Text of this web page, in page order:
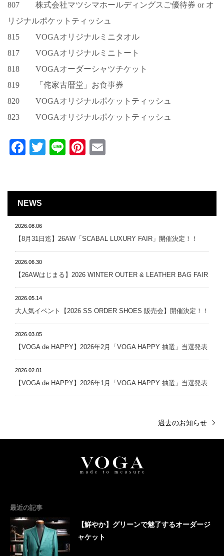
807 株式会社マツシマホールディングスご優待券 or オ
リジナルポケットティッシュ
815 VOGAオリジナルミニタオル
817 VOGAオリジナルミニトート
818 VOGAオーダーシャツチケット
819 「侘家古暦堂」お食事券
820 VOGAオリジナルポケットティッシュ
823 VOGAオリジナルポケットティッシュ
Facebook
Twitter
LinePinterest
NEWS
2026.08.06
【8月31日迄】26AW「SCABAL LUXURY FAIR」開催決定！！
2026.06.30
【26AWはじまる】2026 WINTER OUTER & LEATHER BAG FAIR
2026.05.14
大人気イベント【2026 SS ORDER SHOES 販売会】開催決定！！
2026.03.05
【VOGA de HAPPY】2026年2月「VOGA HAPPY 抽選」当選発表
2026.02.01
【VOGA de HAPPY】2026年1月「VOGA HAPPY 抽選」当選発表
過去のお知らせ
最近の記事
【鮮やか】グリーンで魅了するオーダージ
ャケット